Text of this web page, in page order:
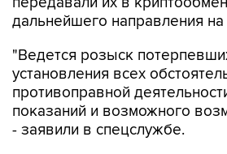
дальнейшего направления на
"Ведется розыск
установления всех
противоправной
показаний и возможного
- заявили в спецслужбе.